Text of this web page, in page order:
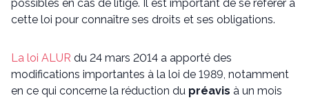
possibles en cas de litige. Il est important de se référer à
cette loi pour connaître ses droits et ses obligations.
La loi ALUR du 24 mars 2014 a apporté des
modifications importantes à la loi de 1989, notamment
en ce qui concerne la réduction du préavis à un mois